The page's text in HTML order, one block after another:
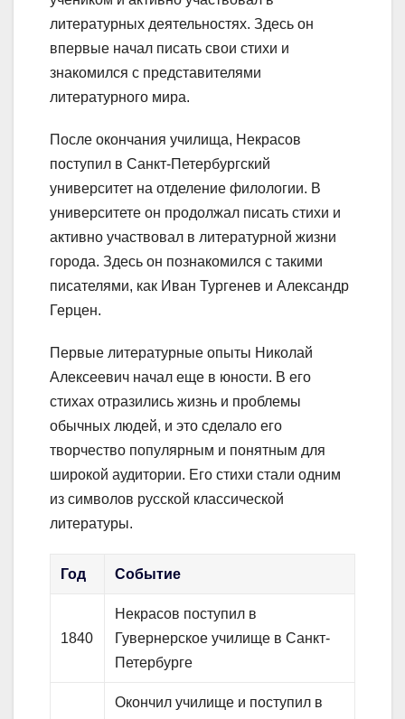
литературных деятельностях. Здесь он
впервые начал писать свои стихи и
знакомился с представителями
литературного мира.
После окончания училища, Некрасов
поступил в Санкт-Петербургский
университет на отделение филологии. В
университете он продолжал писать стихи и
активно участвовал в литературной жизни
города. Здесь он познакомился с такими
писателями, как Иван Тургенев и Александр
Герцен.
Первые литературные опыты Николай
Алексеевич начал еще в юности. В его
стихах отразились жизнь и проблемы
обычных людей, и это сделало его
творчество популярным и понятным для
широкой аудитории. Его стихи стали одним
из символов русской классической
литературы.
Год Событие
1840
Некрасов поступил в
Гувернерское училище в Санкт-
Петербурге
Окончил училище и поступил в